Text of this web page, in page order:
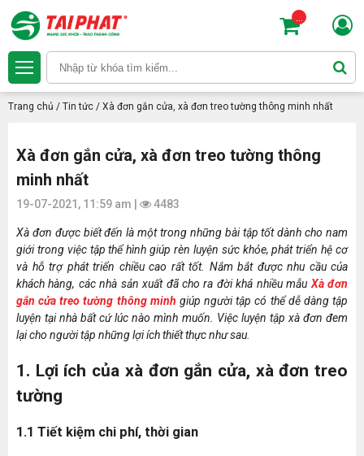
Trang chủ / Tin tức / Xà đơn gắn cửa, xà đơn treo tường thông minh nhất
Xà đơn gắn cửa, xà đơn treo tường thông
minh nhất
19-07-2021, 11:59 am | 4483
Xà đơn được biết đến là một trong những bài tập tốt dành cho nam
giới trong việc tập thể hình giúp rèn luyện sức khỏe, phát triển hệ cơ
và hỗ trợ phát triển chiều cao rất tốt. Nắm bắt được nhu cầu của
khách hàng, các nhà sản xuất đã cho ra đời khá nhiều mẫuXà đơn
gắn cửa treo tường thông minh giúp người tập có thể dễ dàng tập
luyện tại nhà bất cứ lúc nào mình muốn. Việc luyện tập xà đơn đem
lại cho người tập những lợi ích thiết thực như sau.
1. Lợi ích của xà đơn gắn cửa, xà đơn treo
tường
1.1 Tiết kiệm chi phí, thời gian